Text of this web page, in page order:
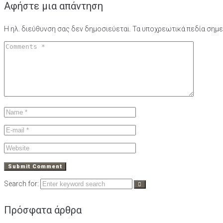
Αφήστε μια απάντηση
Η ηλ. διεύθυνση σας δεν δημοσιεύεται. Τα υποχρεωτικά πεδία
Search for:
Πρόσφατα άρθρα